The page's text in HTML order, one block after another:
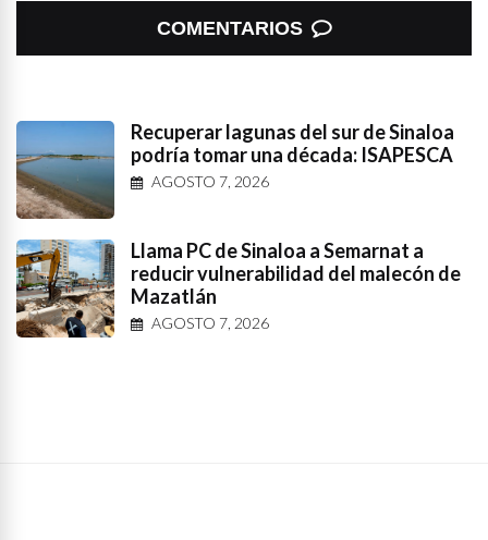
COMENTARIOS
Recuperar lagunas del sur de Sinaloa
podría tomar una década: ISAPESCA
AGOSTO 7, 2026
Llama PC de Sinaloa a Semarnat a
reducir vulnerabilidad del malecón de
Mazatlán
AGOSTO 7, 2026